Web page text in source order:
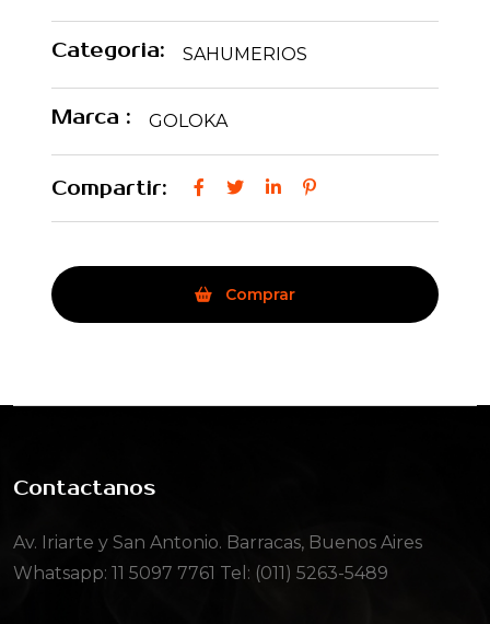
Categoria: SAHUMERIOS
Marca : GOLOKA
Compartir:
Comprar
Contactanos
Av. Iriarte y San Antonio. Barracas, Buenos Aires
Whatsapp: 11 5097 7761 Tel: (011) 5263-5489